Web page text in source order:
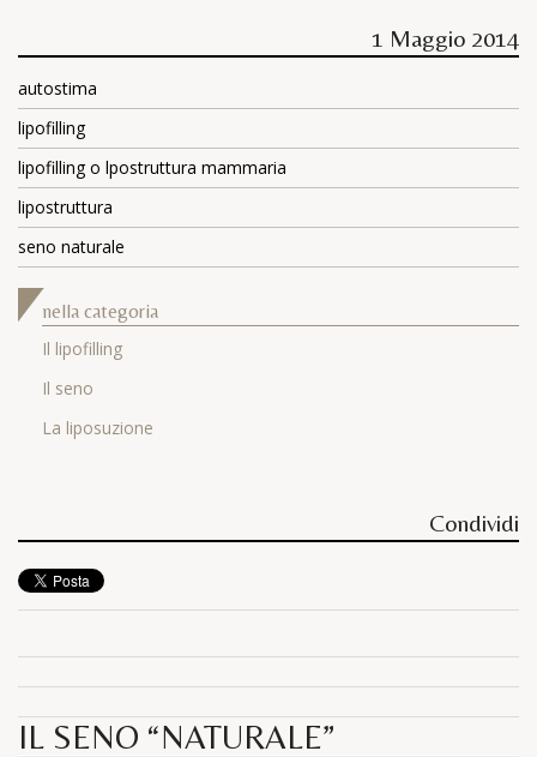
1 Maggio 2014
autostima
lipofilling
lipofilling o lpostruttura mammaria
lipostruttura
seno naturale
nella categoria
Il lipofilling
Il seno
La liposuzione
Condividi
IL SENO “NATURALE”